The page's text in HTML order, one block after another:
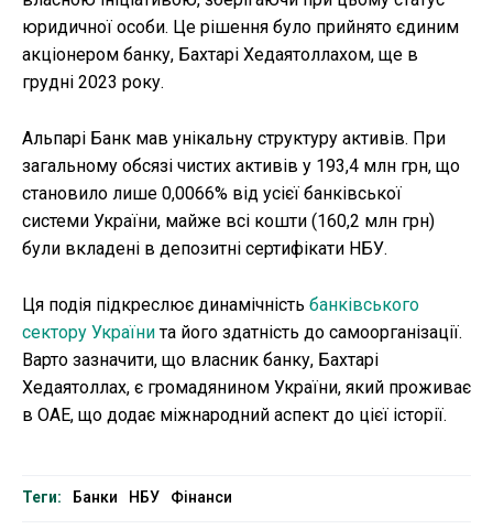
юридичної особи. Це рішення було прийнято єдиним
акціонером банку, Бахтарі Хедаятоллахом, ще в
грудні 2023 року.
Альпарі Банк мав унікальну структуру активів. При
загальному обсязі чистих активів у 193,4 млн грн, що
становило лише 0,0066% від усієї банківської
системи України, майже всі кошти (160,2 млн грн)
були вкладені в депозитні сертифікати НБУ.
Ця подія підкреслює динамічність банківського
сектору Українита його здатність до самоорганізації.
Варто зазначити, що власник банку, Бахтарі
Хедаятоллах, є громадянином України, який проживає
в ОАЕ, що додає міжнародний аспект до цієї історії.
Теги: Банки НБУ Фінанси